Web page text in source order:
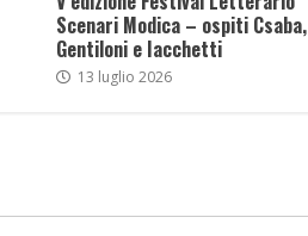
Scenari Modica – ospiti Csaba,
Gentiloni e Iacchetti
13 luglio 2026